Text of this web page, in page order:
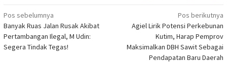
Navigasi
pos
Pos sebelumnya
Banyak Ruas Jalan Rusak Akibat
Pertambangan Ilegal, M Udin:
Segera Tindak Tegas!
Pos berikutnya
Agiel Lirik Potensi Perkebunan
Kutim, Harap Pemprov
Maksimalkan DBH Sawit Sebagai
Pendapatan Baru Daerah